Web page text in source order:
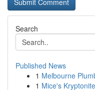
Search
Published News
1 Melbourne
1 Mice's